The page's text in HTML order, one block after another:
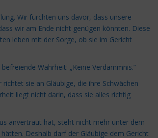
Wir fürchten uns davor, dass unsere
wir am Ende nicht genügen könnten. Diese
leben mit der Sorge, ob sie im Gericht
Wahrheit: „Keine Verdammnis.“
sie an Gläubige, die ihre Schwächen
liegt nicht darin, dass sie alles richtig
anvertraut hat, steht nicht mehr unter dem
Deshalb darf der Gläubige dem Gericht